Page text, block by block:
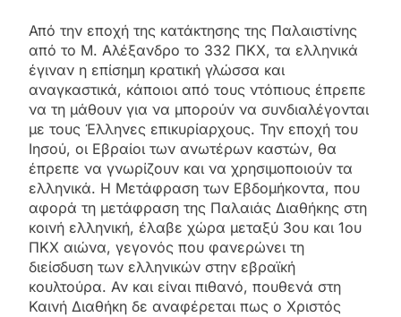
Από την εποχή της κατάκτησης της Παλαιστίνης
από το Μ. Αλέξανδρο το 332 ΠΚΧ, τα ελληνικά
έγιναν η επίσημη κρατική γλώσσα και
αναγκαστικά, κάποιοι από τους ντόπιους έπρεπε
να τη μάθουν για να μπορούν να συνδιαλέγονται
με τους Έλληνες επικυρίαρχους. Την εποχή του
Ιησού, οι Εβραίοι των ανωτέρων καστών, θα
έπρεπε να γνωρίζουν και να χρησιμοποιούν τα
ελληνικά. Η Μετάφραση των Εβδομήκοντα, που
αφορά τη μετάφραση της Παλαιάς Διαθήκης στη
κοινή ελληνική, έλαβε χώρα μεταξύ 3ου και 1ου
ΠΚΧ αιώνα, γεγονός που φανερώνει τη
διείσδυση των ελληνικών στην εβραϊκή
κουλτούρα. Αν και είναι πιθανό, πουθενά στη
Καινή Διαθήκη δε αναφέρεται πως ο Χριστός